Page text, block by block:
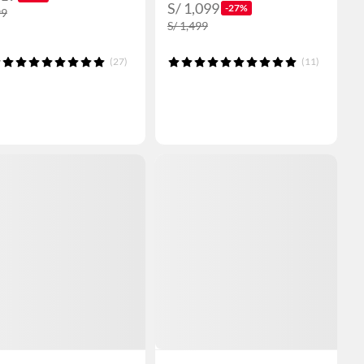
(27)
S/ 1,099 -27%
S/ 1,499
(11)